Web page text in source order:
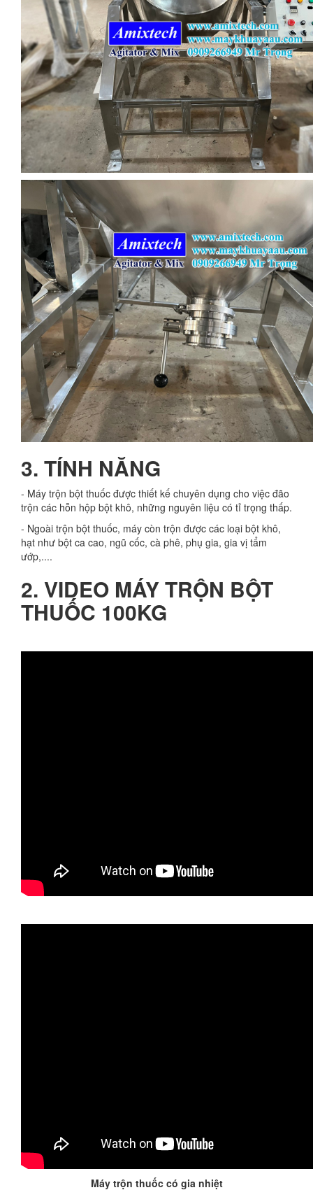
3. TÍNH NĂNG
- Máy trộn bột thuốc được thiết kế chuyên dụng cho việc đão
trộn các hỗn hộp bột khô, những nguyên liệu có tỉ trọng thấp.
- Ngoài trộn bột thuốc, máy còn trộn được các loại bột khô,
hạt như bột ca cao, ngũ cốc, cà phê, phụ gia, gia vị tẩm
ướp,....
2. VIDEO MÁY TRỘN BỘT
THUỐC 100KG
Máy trộn thuốc có gia nhiệt